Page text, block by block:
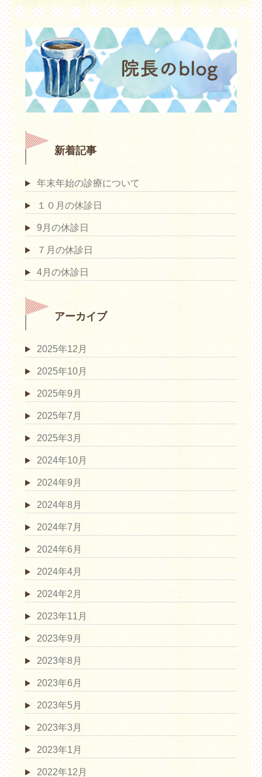
新着記事
年末年始の診療について
１０月の休診日
9月の休診日
７月の休診日
4月の休診日
アーカイブ
2025年12月
2025年10月
2025年9月
2025年7月
2025年3月
2024年10月
2024年9月
2024年8月
2024年7月
2024年6月
2024年4月
2024年2月
2023年11月
2023年9月
2023年8月
2023年6月
2023年5月
2023年3月
2023年1月
2022年12月